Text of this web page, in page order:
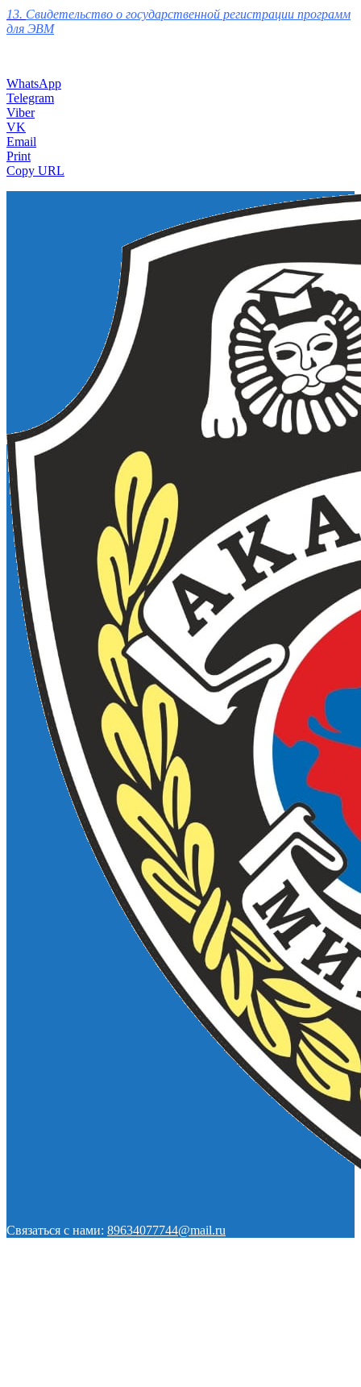
13. Свидетельство о государственной регистрации программ
для ЭВМ
WhatsApp
Telegram
Viber
VK
Email
Print
Copy URL
Связаться с нами: 89634077744@mail.ru